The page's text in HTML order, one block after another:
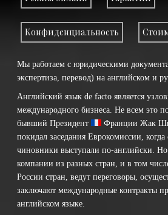
Конфиденциальность
Мы работаем с юридическими
экспертиза, перевод) на английском и
Английский язык de facto является
международного бизнеса. Не всем это
бывший Президент
Франции Жак
покидал заседания Еврокомиссии,
чиновники выступали по-английски. Но
компании из разных стран, и в том
России стран, ведут переговоры,
заключают международные контракты
английском языке.